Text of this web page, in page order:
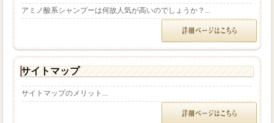
アミノ酸系シャンプーは何故人気が高いのでしょうか？...
サイトマップ
サイトマップのメリット...